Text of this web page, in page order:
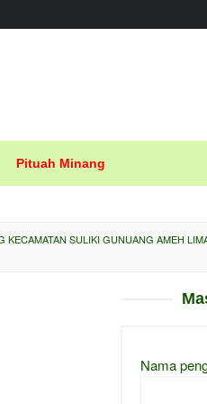
Pituah Minang
SULIKI GUNUANG AMEH
Nama